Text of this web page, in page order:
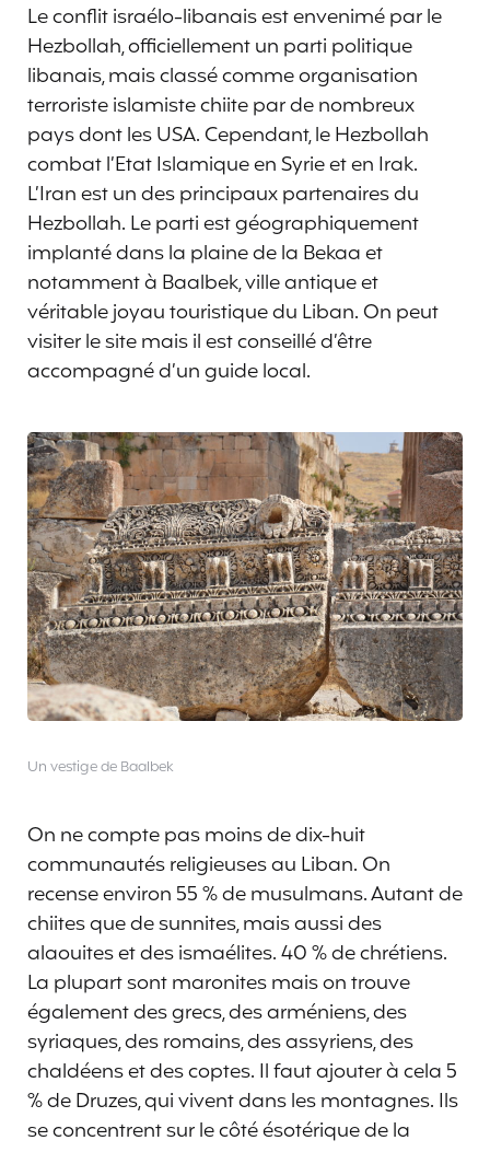
Le conflit israélo-libanais est envenimé par le
Hezbollah, officiellement un parti politique
libanais, mais classé comme organisation
terroriste islamiste chiite par de nombreux
pays dont les USA. Cependant, le Hezbollah
combat l’Etat Islamique en Syrie et en Irak.
L’Iran est un des principaux partenaires du
Hezbollah. Le parti est géographiquement
implanté dans la plaine de la Bekaa et
notamment à Baalbek, ville antique et
véritable joyau touristique du Liban. On peut
visiter le site mais il est conseillé d’être
accompagné d’un guide local.
Un vestige de Baalbek
On ne compte pas moins de dix-huit
communautés religieuses au Liban. On
recense environ 55 % de musulmans. Autant de
chiites que de sunnites, mais aussi des
alaouites et des ismaélites. 40 % de chrétiens.
La plupart sont maronites mais on trouve
également des grecs, des arméniens, des
syriaques, des romains, des assyriens, des
chaldéens et des coptes. Il faut ajouter à cela 5
% de Druzes, qui vivent dans les montagnes. Ils
se concentrent sur le côté ésotérique de la